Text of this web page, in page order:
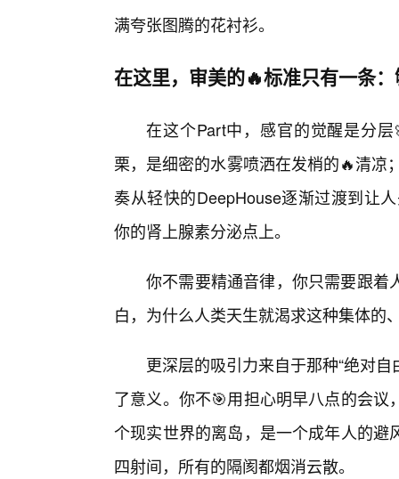
满夸张图腾的花衬衫。
在这里，审美的🔥标准只有一条
在这个Part中，感官的觉醒是分
栗，是细密的水雾喷洒在发梢的🔥清凉
奏从轻快的DeepHouse逐渐过渡到让
你的肾上腺素分泌点上。
你不需要精通音律，你只需要跟着
白，为什么人类天生就渴求这种集体的
更深层的吸引力来自于那种“绝对
了意义。你不🎯用担心明早八点的会
个现实世界的离岛，是一个成年人的
四射间，所有的隔阂都烟消云散。